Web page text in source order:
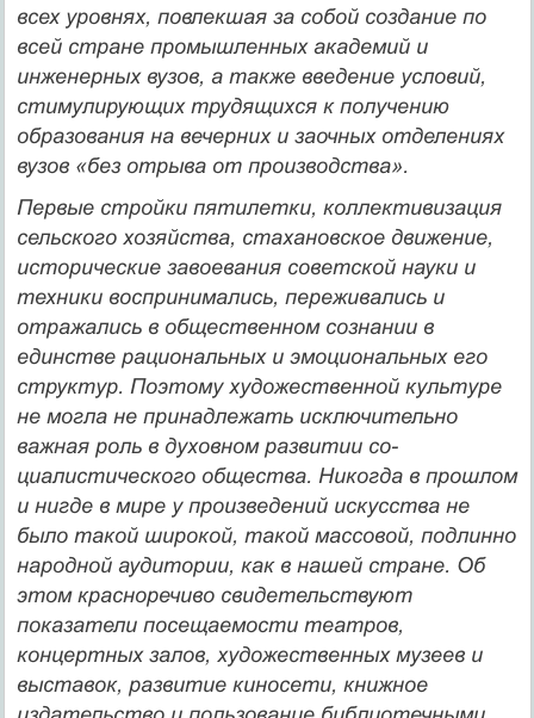
всех уровнях, повлекшая за собой создание по
всей стране промышленных академий и
инженерных вузов, а также введение условий,
стимулирующих трудящихся к получению
образования на вечерних и заочных отделениях
вузов «без отрыва от производства».
Первые стройки пятилетки, коллективизация
сельского хо­зяйства, стахановское движение,
исторические завоевания совет­ской науки и
техники воспринимались, переживались и
отражались в общественном сознании в
единстве рациональных и эмоциональ­ных его
структур. Поэтому художественной культуре
не могла не принадлежать исключительно
важная роль в духовном развитии со­
циалистического общества. Никогда в прошлом
и нигде в мире у про­изведений искусства не
было такой широкой, такой массовой, под­линно
народной аудитории, как в нашей стране. Об
этом красноречи­во свидетельствуют
показатели посещаемости театров,
концертных залов, художественных музеев и
выставок, развитие киносети, книж­ное